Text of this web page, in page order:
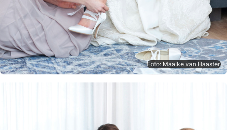
Foto: Maaike van Haaster.